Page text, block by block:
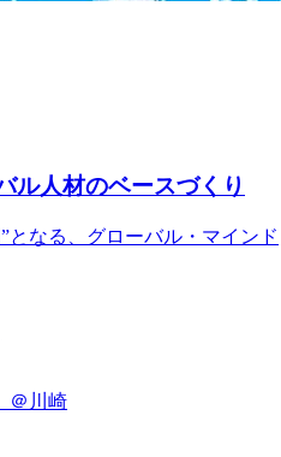
ル人材のベースづくり
となる、グローバル・マインド
＠川崎